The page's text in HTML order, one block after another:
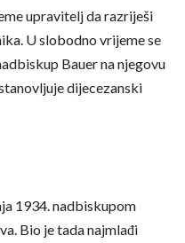
upravitelj da razriješi
U slobodno vrijeme se
Bauer na njegovu
dijecezanski
1934. nadbiskupom
Bio je tada najmlađi